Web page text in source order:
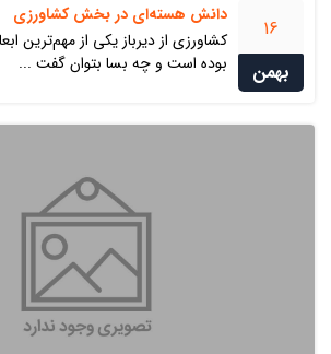
16
بهمن
دانش هسته‌اي در بخش كشاورزي
کشاورزی از دیرباز یکی از مهم‌ترین
بوده است و چه بسا بتوان گفت ...